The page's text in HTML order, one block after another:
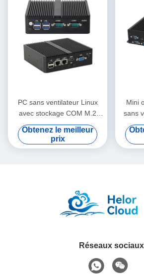
PC sans ventilateur Linux
avec stockage COM M.2
industriel
Obtenez le meilleur
prix
Mini
sans
Réseaux sociaux